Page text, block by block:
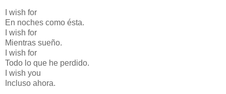
I wish for
En noches como ésta.
I wish for
Mientras sueño.
I wish for
Todo lo que he perdido.
I wish you
Incluso ahora.